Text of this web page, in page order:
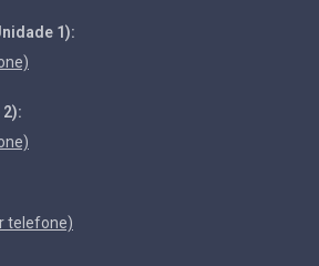
1):
telefone)